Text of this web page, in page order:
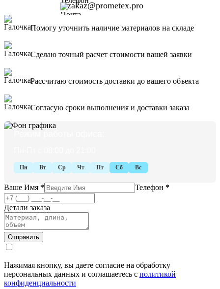
zakaz@prometex.pro
Ваше Имя * Телефон *
Детали заказа
Нажимая кнопку, вы даете согласие на обработку
персональных данных и соглашаетесь с политикой
конфиденциальности
Помогу уточнить наличие материалов на складе
Сделаю точный расчет стоимости вашей заявки
Рассчитаю стоимость доставки до вашего объекта
Согласую сроки выполнения и доставки заказа
Пн Вт Ср Чт Пт Сб Вс